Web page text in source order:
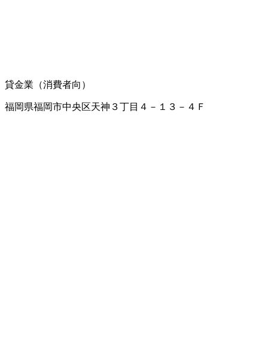
貸金業（消費者向）
福岡県福岡市中央区天神３丁目４－１３－４Ｆ